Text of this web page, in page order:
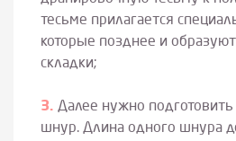
тесьме прилагается
которые позднее и
складки;
Далее нужно
шнур. Длина одного шнура